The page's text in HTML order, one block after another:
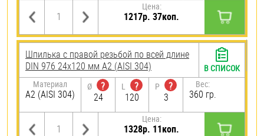
Цена:
1217р. 37коп.
Шпилька с правой резьбой по всей длине
DIN 976 24х120 мм А2 (AISI 304)
Материал
А2 (AISI 304)
Ø
?
24
L
?
120
P
?
3
Вес:
360 гр.
Цена:
1328р. 11коп.
В СПИСОК